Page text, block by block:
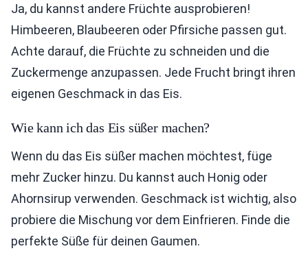
Ja, du kannst andere Früchte ausprobieren!
Himbeeren, Blaubeeren oder Pfirsiche passen gut.
Achte darauf, die Früchte zu schneiden und die
Zuckermenge anzupassen. Jede Frucht bringt ihren
eigenen Geschmack in das Eis.
Wie kann ich das Eis süßer machen?
Wenn du das Eis süßer machen möchtest, füge
mehr Zucker hinzu. Du kannst auch Honig oder
Ahornsirup verwenden. Geschmack ist wichtig, also
probiere die Mischung vor dem Einfrieren. Finde die
perfekte Süße für deinen Gaumen.